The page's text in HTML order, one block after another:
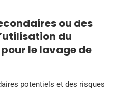
ou des
du
le lavage de
potentiels et des risques